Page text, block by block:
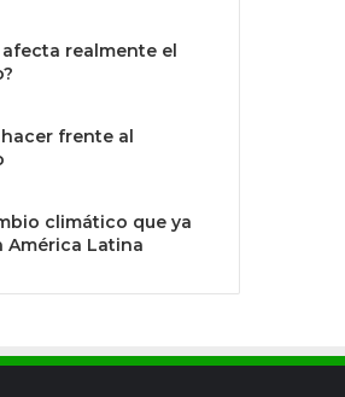
realmente el
frente al
climático que ya
América Latina